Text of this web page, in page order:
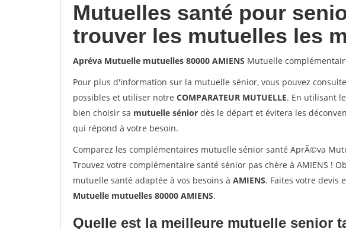
Mutuelles santé pour
trouver les mutuelles les
Apréva Mutuelle mutuelles 80000 AMIENS Mutuelle
Pour plus d'information sur la mutuelle sénior, vous pouvez
possibles et utiliser notre COMPARATEUR MUTUELLE. En utilisant
bien choisir sa mutuelle sénior dès le départ et évitera les
qui répond à votre besoin.
Comparez les complémentaires mutuelle sénior santé AprÃ©va
Trouvez votre complémentaire santé sénior pas chère à AMIENS !
mutuelle santé adaptée à vos besoins à AMIENS. Faites votre devis
Mutuelle mutuelles 80000 AMIENS.
Quelle est la meilleure mutuelle senior